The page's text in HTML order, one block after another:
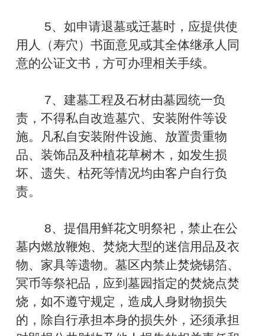
5、如申请退墓或迁墓时，应提供使
用人（寿穴）书面意见或其全体继承人同
意的公证文书，方可办理相关手续。
7、建墓工程及石材由墓园统一负
责，不得私自改造墓穴、安装附件等设
施。凡私自安装附件设施、放置贵重物
品、装饰品及种植花草树木，如发生损
坏、遗失、枯死等情况均由客户自行负
责。
8、提倡用鲜花文明祭祀，禁止在公
墓内燃放鞭炮、焚烧大型的迷信用品及衣
物、家具等遗物。墓区内禁止焚烧锡箔、
冥币等祭祀品，应到墓园指定的焚烧点焚
烧，如不遵守规定，造成人身财物损失
的，除自行承担本身的损失外，还须承担